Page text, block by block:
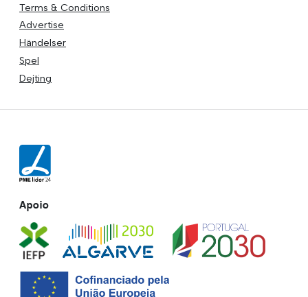
Terms & Conditions
Advertise
Händelser
Spel
Dejting
Apoio